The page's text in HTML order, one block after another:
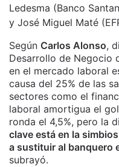
Ledesma (Banco
y José Miguel Maté
Según Carlos Alonso,
Desarrollo de Negocio
en el mercado laboral
causa del 25% de las
sectores como el
laboral amortigua el
ronda el 4,5%, pero la
clave está en la
a sustituir al banquero
subrayó.